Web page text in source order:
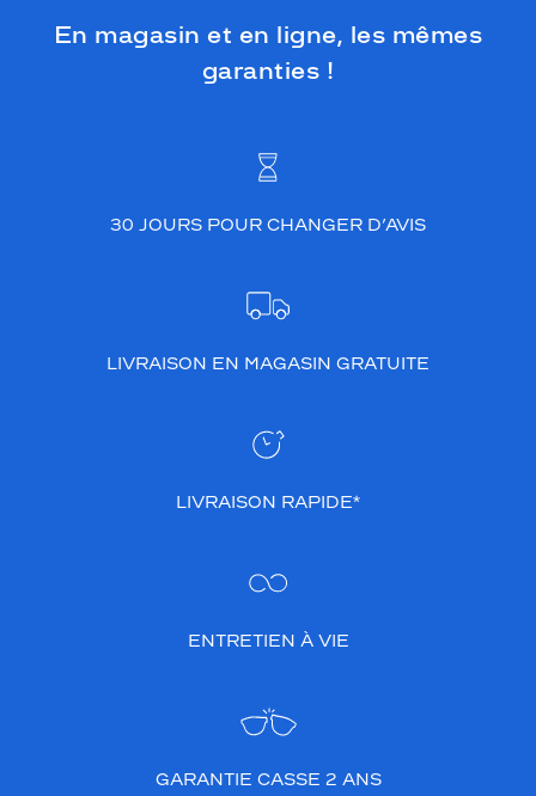
En magasin et en ligne, les mêmes
garanties !
30 JOURS POUR CHANGER D’AVIS
LIVRAISON EN MAGASIN GRATUITE
LIVRAISON RAPIDE*
ENTRETIEN À VIE
GARANTIE CASSE 2 ANS